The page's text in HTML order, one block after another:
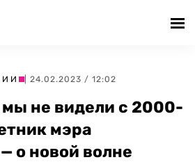
| 24.02.2023 / 12:02
не видели с 2000-
мэра
о новой волне